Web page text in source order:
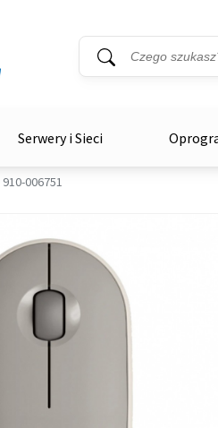
Wyszukiwarka
Słowo kluczowe
Serwery i Sieci
910-006751